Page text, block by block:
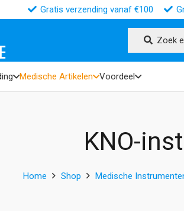
Gratis verzending vanaf €100
Zoek
Medische Artikelen Voordeel
KNO-
Home Shop Medische